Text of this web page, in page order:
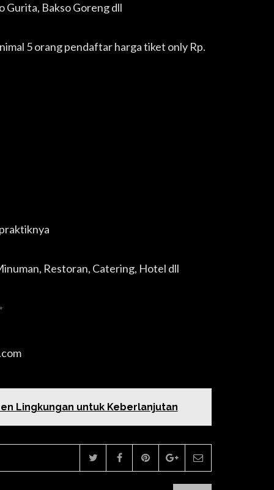
Gurita, Bakso Goreng dll
5 orang pendaftar harga tiket only Rp.
Restoran, Catering, Hotel dll
Lingkungan untuk Keberlanjutan